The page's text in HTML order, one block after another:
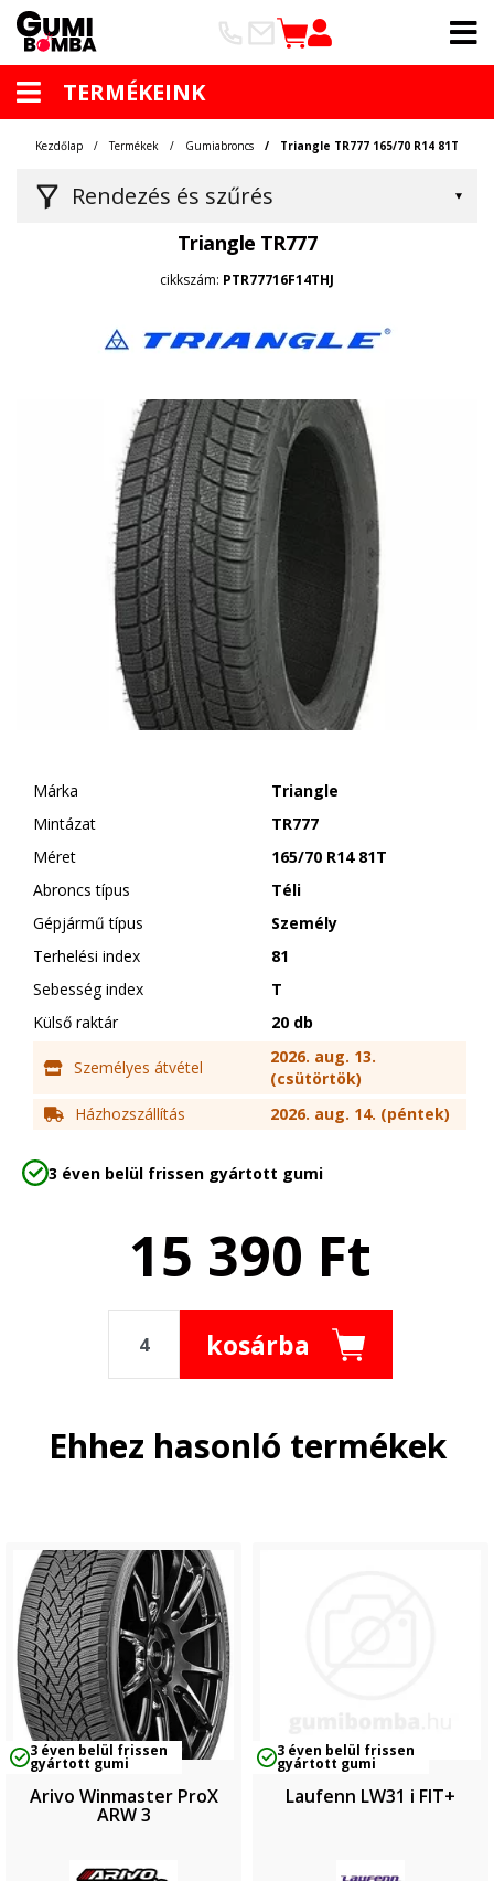
TERMÉKEINK
Rendezés és szűrés
Kezdőlap Termékek Gumiabroncs Triangle TR777 165/70 R14 81T
Triangle TR777
cikkszám: PTR77716F14THJ
Márka
Triangle
Mintázat
TR777
Méret
165/70 R14 81T
Abroncs típus
Téli
Gépjármű típus
Személy
Terhelési index
81
Sebesség index
T
Külső raktár
20 db
Személyes átvétel
2026. aug. 13.
(csütörtök)
Házhozszállítás
2026. aug. 14. (péntek)
3 éven belül frissen gyártott gumi
15 390 Ft
kosárba
Ehhez hasonló termékek
3 éven belül frissen
gyártott gumi
Arivo Winmaster ProX
ARW 3
3 éven belül frissen
gyártott gumi
Laufenn LW31 i FIT+